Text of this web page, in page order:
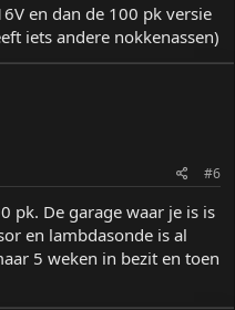
en dan de 100 pk versie
iets andere nokkenassen)
#6
pk. De garage waar je is is
en lambdasonde is al
5 weken in bezit en toen